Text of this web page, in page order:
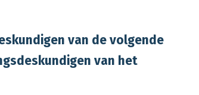
van de volgende
van het